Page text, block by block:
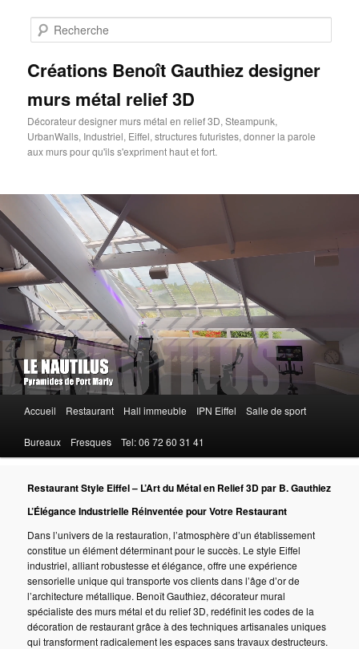
contenu
Créations Benoît Gauthiez designer
murs métal relief 3D
Décorateur designer murs métal en relief 3D, Steampunk,
UrbanWalls, Industriel, Eiffel, structures futuristes, donner la parole
aux murs pour qu'ils s'expriment haut et fort.
principal
Accueil Restaurant Hall immeuble IPN Eiffel Salle de sport
Bureaux Fresques Tel: 06 72 60 31 41
Restaurant Style Eiffel – L’Art du Métal en Relief 3D par B. Gauthiez
L’Élégance Industrielle Réinventée pour Votre Restaurant
Dans l’univers de la restauration, l’atmosphère d’un établissement
constitue un élément déterminant pour le succès. Le style Eiffel
industriel, alliant robustesse et élégance, offre une expérience
sensorielle unique qui transporte vos clients dans l’âge d’or de
l’architecture métallique. Benoît Gauthiez, décorateur mural
spécialiste des murs métal et du relief 3D, redéfinit les codes de la
décoration de restaurant grâce à des techniques artisanales uniques
qui transforment radicalement les espaces sans travaux destructeurs.